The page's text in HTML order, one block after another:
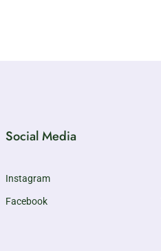
Social Media
Instagram
Facebook